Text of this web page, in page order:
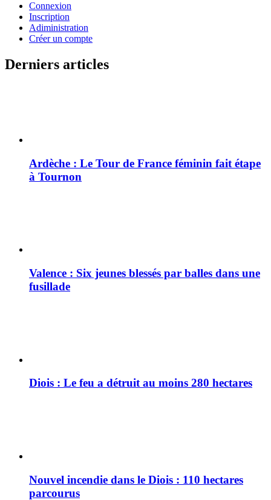
Connexion
Inscription
Adiministration
Créer un compte
Derniers articles
Ardèche : Le Tour de France féminin fait étape
à Tournon
Valence : Six jeunes blessés par balles dans une
fusillade
Diois : Le feu a détruit au moins 280 hectares
Nouvel incendie dans le Diois : 110 hectares
parcourus